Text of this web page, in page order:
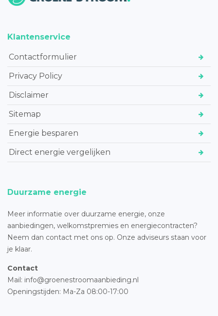
Klantenservice
Contactformulier
Privacy Policy
Disclaimer
Sitemap
Energie besparen
Direct energie vergelijken
Duurzame energie
Meer informatie over duurzame energie, onze
aanbiedingen, welkomstpremies en energiecontracten?
Neem dan contact met ons op. Onze adviseurs staan voor
je klaar.
Contact
Mail: info@groenestroomaanbieding.nl
Openingstijden: Ma-Za 08:00-17:00